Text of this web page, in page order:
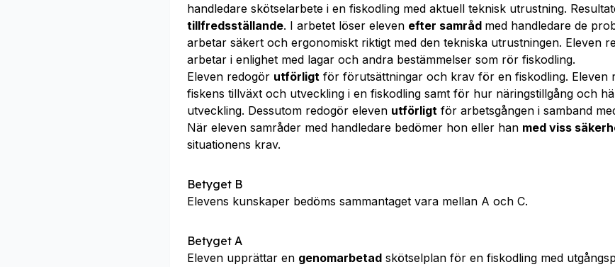
handledare skötselarbete i en fiskodling med aktuell teknisk utrustning.
tillfredsställande. I arbetet löser eleven efter samråd med handledare de
arbetar säkert och ergonomiskt riktigt med den tekniska utrustningen. Eleven
arbetar i enlighet med lagar och andra bestämmelser som rör fiskodling.
Eleven redogör utförligt för förutsättningar och krav för en fiskodling. Eleven
fiskens tillväxt och utveckling i en fiskodling samt för hur näringstillgång och
utveckling. Dessutom redogör eleven utförligt för arbetsgången i samband
När eleven samråder med handledare bedömer hon eller han med viss
situationens krav.
Betyget B
Elevens kunskaper bedöms sammantaget vara mellan A och C.
Betyget A
Eleven upprättar en genomarbetad skötselplan för en fiskodling med